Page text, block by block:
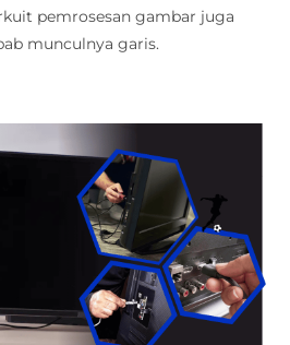
pemrosesan gambar juga
munculnya garis.